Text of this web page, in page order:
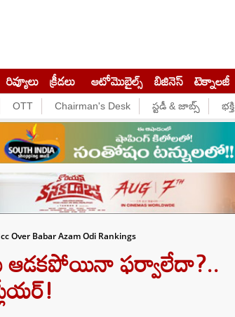
రివ్యూలు క్రీడలు ఆటోమొబైల్స్ బిజినెస్‌ టెక్నాలజీ
OTT Chairman's Desk స్టడీ & జాబ్స్ భక్తి
Over Babar Azam Odi Rankings
ఆడకపోయినా ఫర్వాలేదా?..